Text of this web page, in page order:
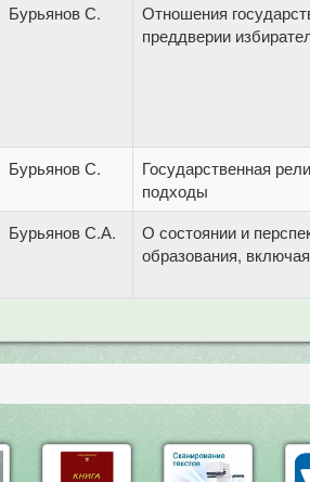
Бурьянов С.
Отношения
преддверии
Бурьянов С.
Государственная
подходы
Бурьянов С.А.
О состоянии и
образования,